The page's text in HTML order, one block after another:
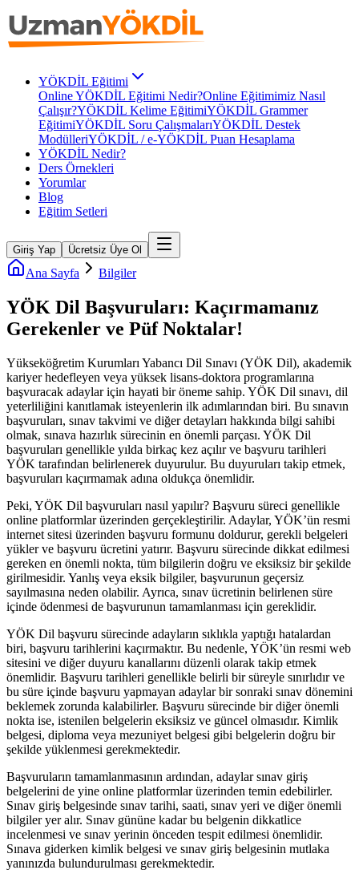
YÖKDİL Eğitimi
Online YÖKDİL Eğitimi Nedir?Online Eğitimimiz Nasıl
Çalışır?YÖKDİL Kelime EğitimiYÖKDİL Grammer
EğitimiYÖKDİL Soru ÇalışmalarıYÖKDİL Destek
ModülleriYÖKDİL / e-YÖKDİL Puan Hesaplama
YÖKDİL Nedir?
Ders Örnekleri
Yorumlar
Blog
Eğitim Setleri
Giriş Yap Ücretsiz Üye Ol
Ana Sayfa Bilgiler
YÖK Dil Başvuruları: Kaçırmamanız
Gerekenler ve Püf Noktalar!
Yükseköğretim Kurumları Yabancı Dil Sınavı (YÖK Dil), akademik
kariyer hedefleyen veya yüksek lisans-doktora programlarına
başvuracak adaylar için hayati bir öneme sahip. YÖK Dil sınavı, dil
yeterliliğini kanıtlamak isteyenlerin ilk adımlarından biri. Bu sınavın
başvuruları, sınav takvimi ve diğer detayları hakkında bilgi sahibi
olmak, sınava hazırlık sürecinin en önemli parçası. YÖK Dil
başvuruları genellikle yılda birkaç kez açılır ve başvuru tarihleri
YÖK tarafından belirlenerek duyurulur. Bu duyuruları takip etmek,
başvuruları kaçırmamak adına oldukça önemlidir.
Peki, YÖK Dil başvuruları nasıl yapılır? Başvuru süreci genellikle
online platformlar üzerinden gerçekleştirilir. Adaylar, YÖK’ün resmi
internet sitesi üzerinden başvuru formunu doldurur, gerekli belgeleri
yükler ve başvuru ücretini yatırır. Başvuru sürecinde dikkat edilmesi
gereken en önemli nokta, tüm bilgilerin doğru ve eksiksiz bir şekilde
girilmesidir. Yanlış veya eksik bilgiler, başvurunun geçersiz
sayılmasına neden olabilir. Ayrıca, sınav ücretinin belirlenen süre
içinde ödenmesi de başvurunun tamamlanması için gereklidir.
YÖK Dil başvuru sürecinde adayların sıklıkla yaptığı hatalardan
biri, başvuru tarihlerini kaçırmaktır. Bu nedenle, YÖK’ün resmi web
sitesini ve diğer duyuru kanallarını düzenli olarak takip etmek
önemlidir. Başvuru tarihleri genellikle belirli bir süreyle sınırlıdır ve
bu süre içinde başvuru yapmayan adaylar bir sonraki sınav dönemini
beklemek zorunda kalabilirler. Başvuru sürecinde bir diğer önemli
nokta ise, istenilen belgelerin eksiksiz ve güncel olmasıdır. Kimlik
belgesi, diploma veya mezuniyet belgesi gibi belgelerin doğru bir
şekilde yüklenmesi gerekmektedir.
Başvuruların tamamlanmasının ardından, adaylar sınav giriş
belgelerini de yine online platformlar üzerinden temin edebilirler.
Sınav giriş belgesinde sınav tarihi, saati, sınav yeri ve diğer önemli
bilgiler yer alır. Sınav gününe kadar bu belgenin dikkatlice
incelenmesi ve sınav yerinin önceden tespit edilmesi önemlidir.
Sınava giderken kimlik belgesi ve sınav giriş belgesinin mutlaka
yanınızda bulundurulması gerekmektedir.